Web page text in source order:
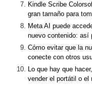
Kindle Scribe
gran tamaño para
Meta AI puede
nuevo contenido: así
Cómo evitar que la
conecte con otros
Lo que hay que
vender el portátil o el